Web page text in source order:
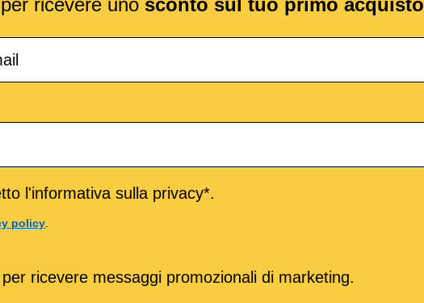
suo genere. Il brano mescola ritmi incalzanti e sonorità
spesso sottovalutata dalla critica dell'epoca che lo
ricevere uno sconto sul tuo primo acquisto
l'informativa sulla privacy*.
policy.
ricevere messaggi promozionali di marketing.